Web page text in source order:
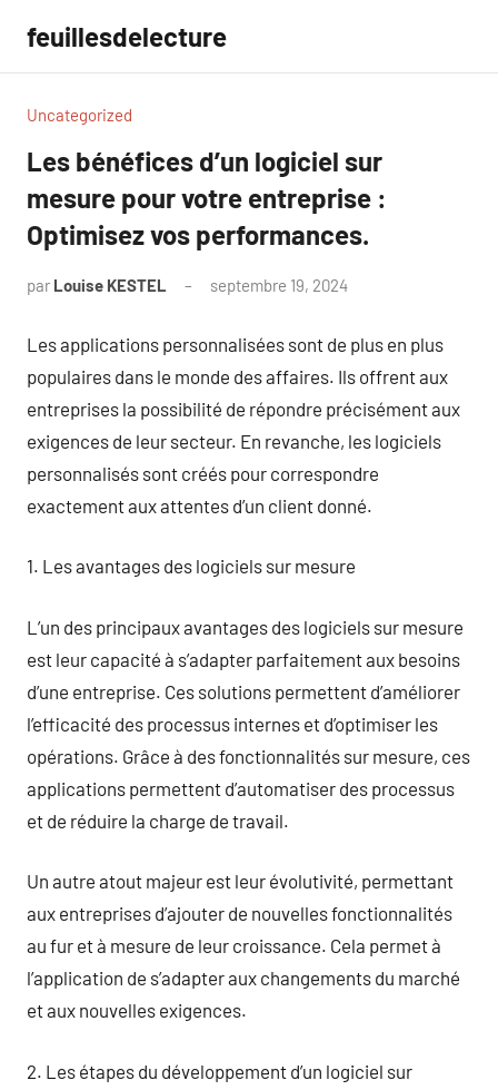
contenu
feuillesdelecture
Uncategorized
Les bénéfices d’un logiciel sur
mesure pour votre entreprise :
Optimisez vos performances.
par Louise KESTEL septembre 19, 2024
Les applications personnalisées sont de plus en plus
populaires dans le monde des affaires. Ils offrent aux
entreprises la possibilité de répondre précisément aux
exigences de leur secteur. En revanche, les logiciels
personnalisés sont créés pour correspondre
exactement aux attentes d’un client donné.
1. Les avantages des logiciels sur mesure
L’un des principaux avantages des logiciels sur mesure
est leur capacité à s’adapter parfaitement aux besoins
d’une entreprise. Ces solutions permettent d’améliorer
l’efficacité des processus internes et d’optimiser les
opérations. Grâce à des fonctionnalités sur mesure, ces
applications permettent d’automatiser des processus
et de réduire la charge de travail.
Un autre atout majeur est leur évolutivité, permettant
aux entreprises d’ajouter de nouvelles fonctionnalités
au fur et à mesure de leur croissance. Cela permet à
l’application de s’adapter aux changements du marché
et aux nouvelles exigences.
2. Les étapes du développement d’un logiciel sur